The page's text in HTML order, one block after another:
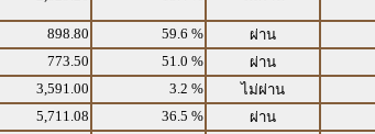
898.80 59.6 % ผ่าน
773.50 51.0 % ผ่าน
3,591.00 3.2 % ไม่ผ่าน
5,711.08 36.5 % ผ่าน